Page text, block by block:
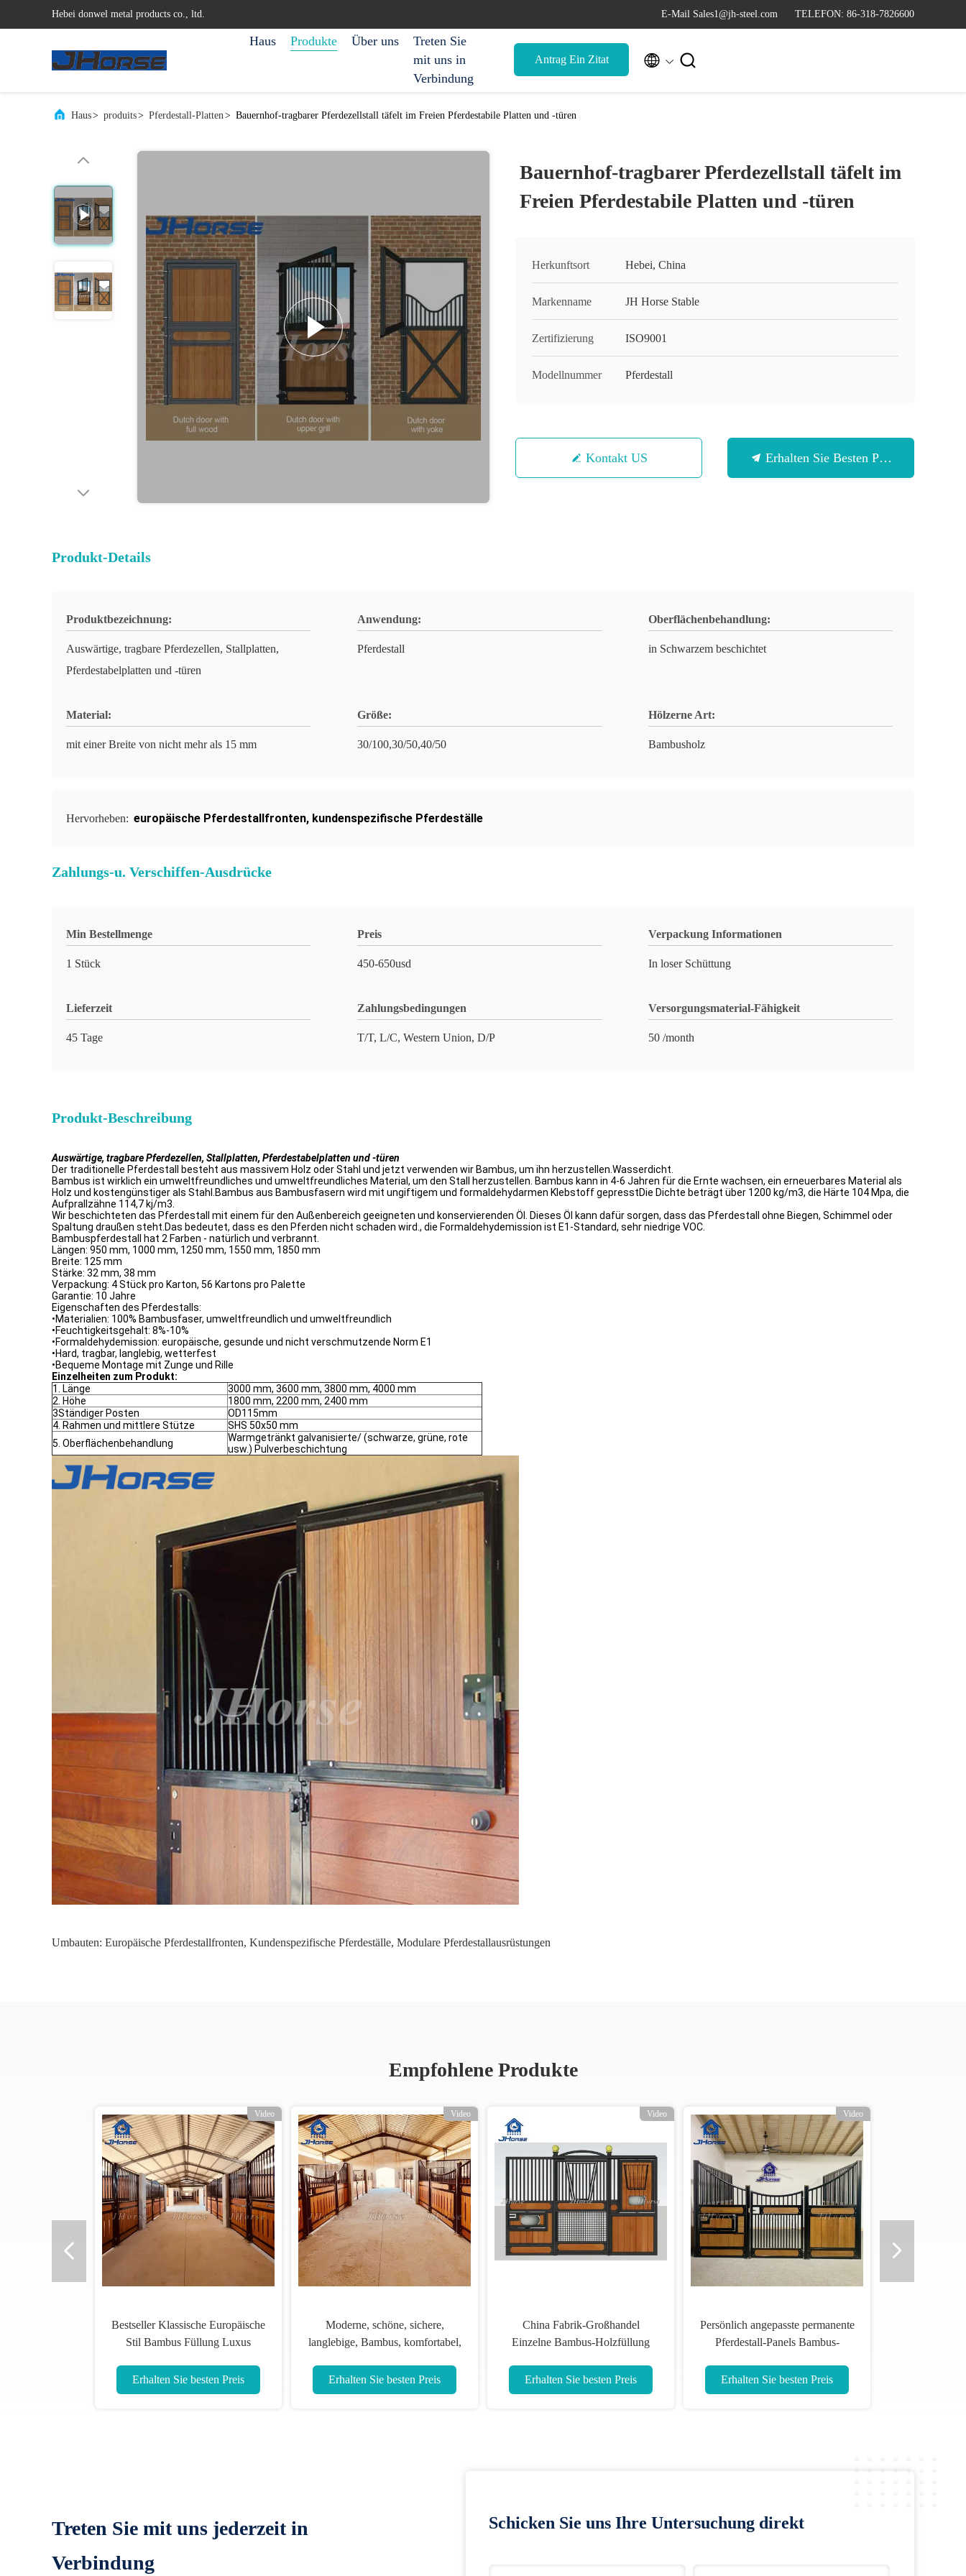
Hebei donwel metal products co., ltd. E-Mail Sales1@jh-steel.com TELEFON: 86-318-7826600
Haus Produkte Über uns
Treten Sie
mit uns in
Verbindung
Antrag Ein Zitat  
Haus> produits> Pferdestall-Platten> Bauernhof-tragbarer Pferdezellstall täfelt im Freien Pferdestabile Platten und -türen
Bauernhof-tragbarer Pferdezellstall täfelt im
Freien Pferdestabile Platten und -türen
Herkunftsort Hebei, China
Markenname JH Horse Stable
Zertifizierung ISO9001
Modellnummer Pferdestall
Kontakt US Erhalten Sie Besten Preis
Produkt-Details
Produktbezeichnung:
Auswärtige, tragbare Pferdezellen, Stallplatten,
Pferdestabelplatten und -türen
Anwendung:
Pferdestall
Oberflächenbehandlung:
in Schwarzem beschichtet
Material:
mit einer Breite von nicht mehr als 15 mm
Größe:
30/100,30/50,40/50
Hölzerne Art:
Bambusholz
Hervorheben: europäische Pferdestallfronten, kundenspezifische Pferdeställe
Zahlungs-u. Verschiffen-Ausdrücke
Min Bestellmenge
1 Stück
Preis
450-650usd
Verpackung Informationen
In loser Schüttung
Lieferzeit
45 Tage
Zahlungsbedingungen
T/T, L/C, Western Union, D/P
Versorgungsmaterial-Fähigkeit
50 /month
Produkt-Beschreibung
Auswärtige, tragbare Pferdezellen, Stallplatten, Pferdestabelplatten und -türen
Der traditionelle Pferdestall besteht aus massivem Holz oder Stahl und jetzt verwenden wir Bambus, um ihn herzustellen.Wasserdicht.
Bambus ist wirklich ein umweltfreundliches und umweltfreundliches Material, um den Stall herzustellen. Bambus kann in 4-6 Jahren für die Ernte wachsen, ein erneuerbares Material als
Holz und kostengünstiger als Stahl.Bambus aus Bambusfasern wird mit ungiftigem und formaldehydarmen Klebstoff gepresstDie Dichte beträgt über 1200 kg/m3, die Härte 104 Mpa, die
Aufprallzähne 114,7 kj/m3.
Wir beschichteten das Pferdestall mit einem für den Außenbereich geeigneten und konservierenden Öl. Dieses Öl kann dafür sorgen, dass das Pferdestall ohne Biegen, Schimmel oder
Spaltung draußen steht.Das bedeutet, dass es den Pferden nicht schaden wird., die Formaldehydemission ist E1-Standard, sehr niedrige VOC.
Bambuspferdestall hat 2 Farben - natürlich und verbrannt.
Längen: 950 mm, 1000 mm, 1250 mm, 1550 mm, 1850 mm
Breite: 125 mm
Stärke: 32 mm, 38 mm
Verpackung: 4 Stück pro Karton, 56 Kartons pro Palette
Garantie: 10 Jahre
Eigenschaften des Pferdestalls:
•Materialien: 100% Bambusfaser, umweltfreundlich und umweltfreundlich
•Feuchtigkeitsgehalt: 8%-10%
•Formaldehydemission: europäische, gesunde und nicht verschmutzende Norm E1
•Hard, tragbar, langlebig, wetterfest
•Bequeme Montage mit Zunge und Rille
Einzelheiten zum Produkt:
1. Länge
3000 mm, 3600 mm, 3800 mm, 4000 mm
2. Höhe
1800 mm, 2200 mm, 2400 mm
3Ständiger Posten
OD115mm
4. Rahmen und mittlere Stütze
SHS 50x50 mm
5. Oberflächenbehandlung
Warmgetränkt galvanisierte/ (schwarze, grüne, rote
usw.) Pulverbeschichtung
Umbauten: Europäische Pferdestallfronten, Kundenspezifische Pferdeställe, Modulare Pferdestallausrüstungen
Empfohlene Produkte
Persönlich angepasste permanente
Pferdestall-Panels Bambus-
zusammengesetzt tragbar
Erhalten Sie besten Preis
10ft 12ft tragbare Pferdestalle
Panels Stahl temporäre angepasste
Erhalten Sie besten Preis
Video
Europäisches Pferdesystem Stall
Bambus gefüllt, maßgeschneiderte
Erhalten Sie besten Preis
Längen 10 Fuß Pferdestall-Panels
Schwerlast-Innenraum
Erhalten Sie besten Preis
Treten Sie mit uns jederzeit in
Verbindung
Schicken Sie uns Ihre Untersuchung direkt